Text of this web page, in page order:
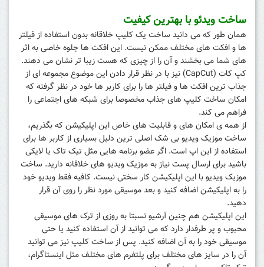
ساخت ویدئو با بهترین کیفیت
همان طور که می دانید ساخت یک کلیپ خلاقانه بدون استفاده از فیلتر
ها و افکت های مختلف ممکن نیست. این افکت ها جلوه خاصی به اثر
های شما می بخشند و آن را از چیزی که هست زیبا تر نشان می دهند.
کپ کات (CapCut) نیز با در نظر قرار دادن این موضوع مجموعه ای از
جذاب ترین افکت ها و فیلتر ها را برای کاربر ها خود در نظر گرفته که
امکان ساخت کلیپ های جذاب مخصوصا برای شبکه های اجتماعی را
فراهم می کند.
از همه ی امکان های و قابلیت های خاص این اپلیکیشن که بگذریم،
ساخت موزیک ویدیو بی شک اصلی ترین دلیل بسیاری از کاربر ها برای
استفاده از این اپ است. اگر عضو برنامه هایی مثل تیک تاک یا لایکی
باشید برای ارسال پست نیاز به موزیک ویدیو های خلاقانه دارید. ساخت
موزیک ویدیو با این اپلیکیشن کار سختی نیست. کافیه فقط ویدیو خود
را به اپلیکیشن اضافه کنید و بعد موسیقی مورد نظر را روی آن قرار
دهید.
این اپلیکیشن هم چنین آرشیو نسبتا به روزی از ترک های موسیقی
محبوب و پر طرفدار دارد که می توانید از آن استفاده کنید یا حتی
موسیقی خود را به آن اضافه کنید. پس از ساخت کلیپ نیز می توانید
آن را در سایز های مختلف برای پلتفرم های مختلف مثل اینستاگرام،